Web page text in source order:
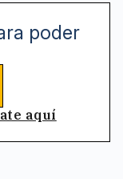
poder
aquí